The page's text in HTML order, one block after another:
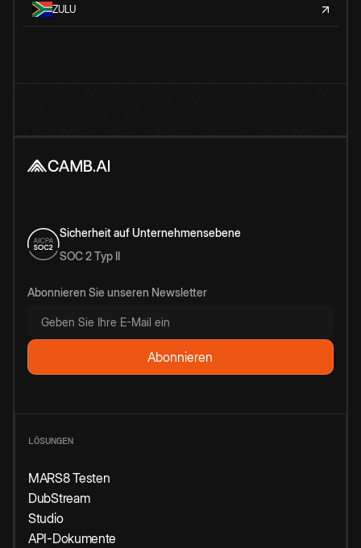
ZULU
Sicherheit auf Unternehmensebene
SOC 2 Typ II
Abonnieren Sie unseren Newsletter
LÖSUNGEN
MARS8 Testen
DubStream
Studio
API-Dokumente